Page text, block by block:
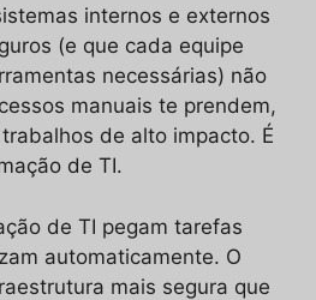
internos e externos
(e que cada equipe
necessárias) não
manuais te prendem,
de alto impacto. É
de TI.
de TI pegam tarefas
automaticamente. O
mais segura que